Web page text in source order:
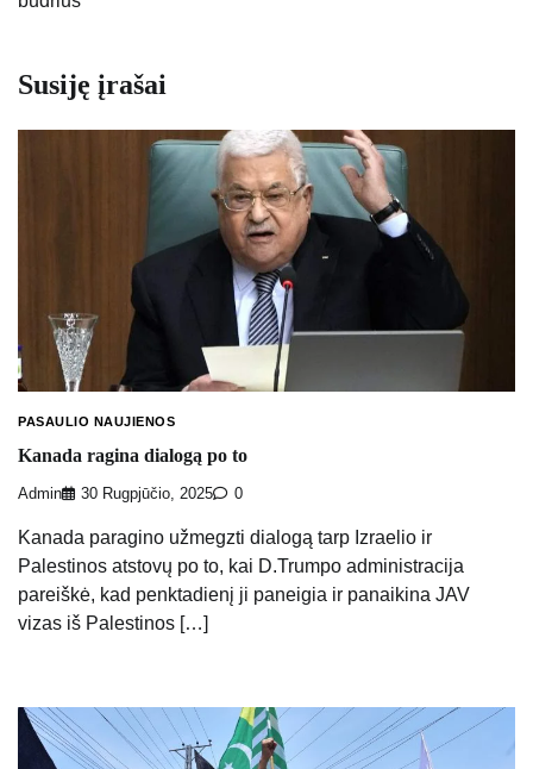
Susiję įrašai
PASAULIO NAUJIENOS
Kanada ragina dialogą po to
Admin 30 Rugpjūčio, 2025 0
Kanada paragino užmegzti dialogą tarp Izraelio ir
Palestinos atstovų po to, kai D.Trumpo administracija
pareiškė, kad penktadienį ji paneigia ir panaikina JAV
vizas iš Palestinos […]